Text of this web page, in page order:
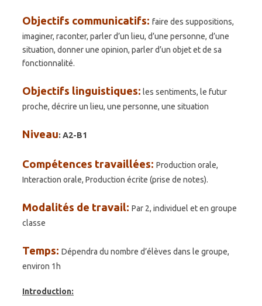
Objectifs communicatifs: faire des suppositions,
imaginer, raconter, parler d’un lieu, d’une personne, d’une
situation, donner une opinion, parler d’un objet et de sa
fonctionnalité.
Objectifs linguistiques: les sentiments, le futur
proche, décrire un lieu, une personne, une situation
Niveau: A2-B1
Compétences travaillées: Production orale,
Interaction orale, Production écrite (prise de notes).
Modalités de travail: Par 2, individuel et en groupe
classe
Temps: Dépendra du nombre d’élèves dans le groupe,
environ 1h
Introduction: